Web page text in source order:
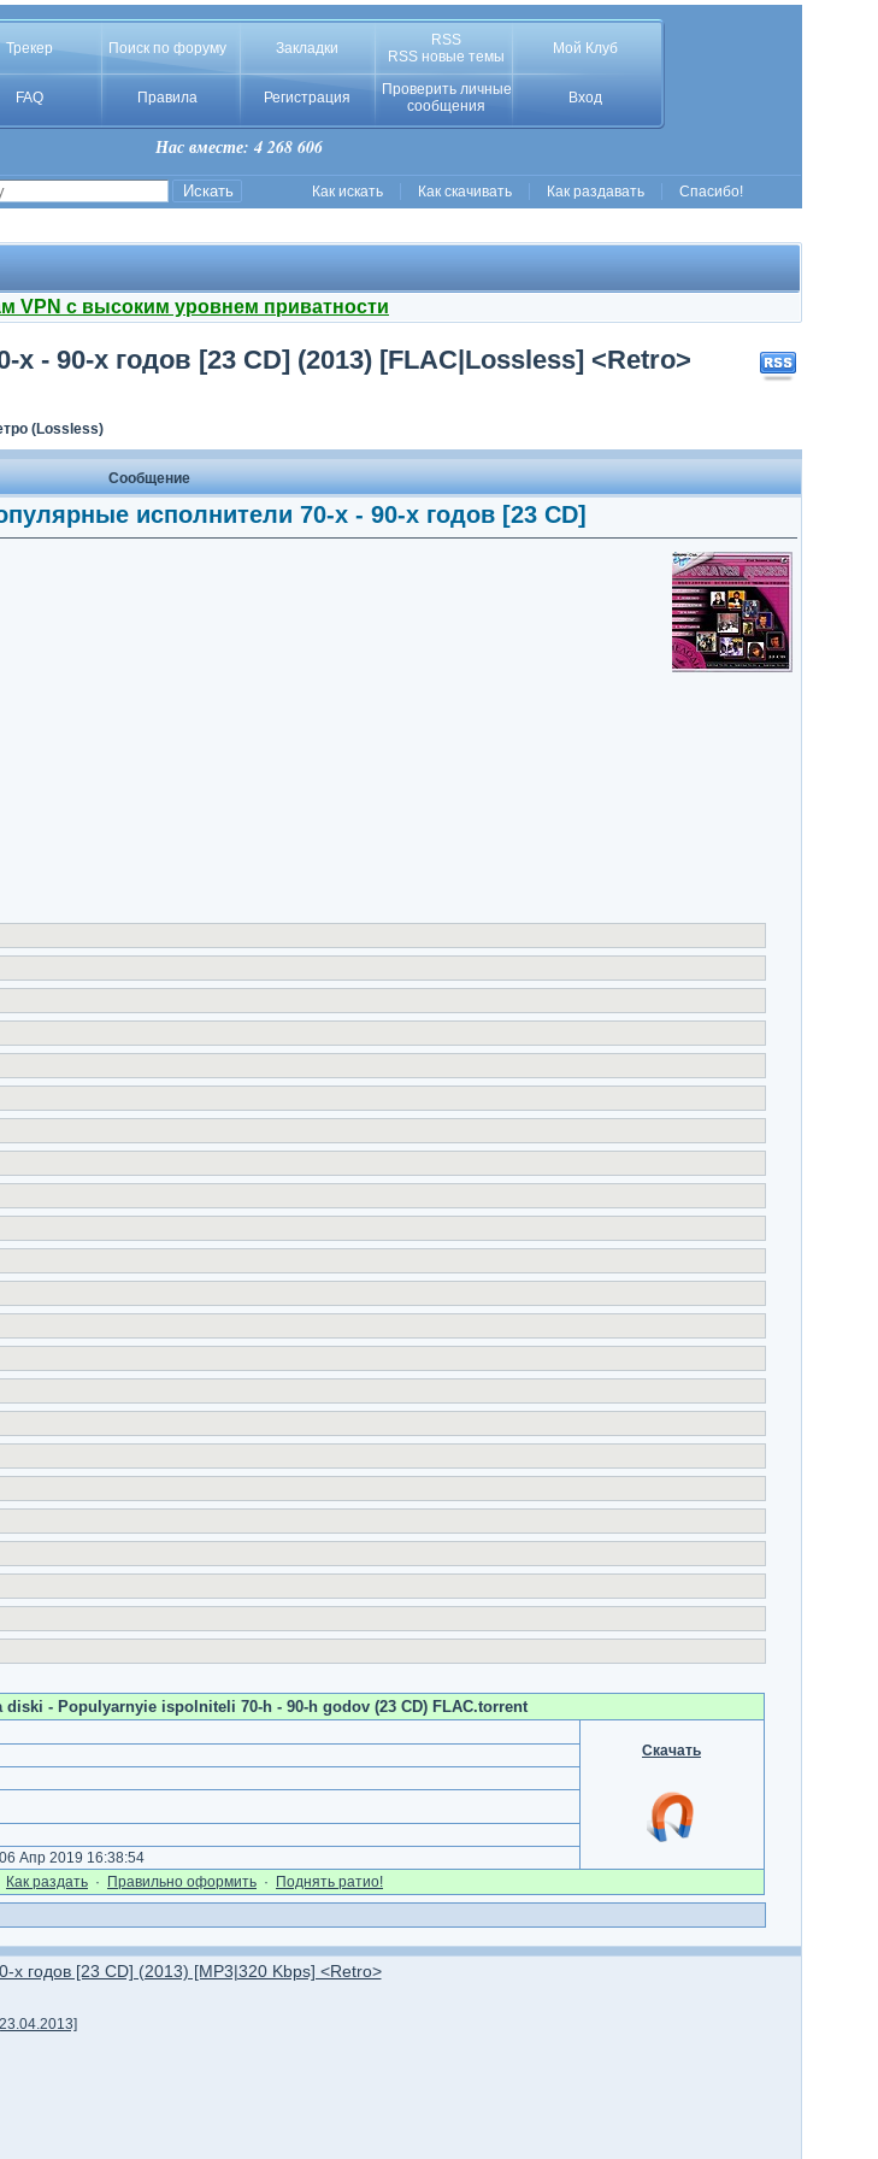
Трекер Поиск по форуму Закладки
RSS
RSS новые темы
Мой Клуб
FAQ Правила Регистрация
Проверить личные
сообщения
Вход
Нас вместе: 4 268 606
Как искать Как скачивать Как раздавать Спасибо!
VPN с высоким уровнем приватности
- 90-х годов [23 CD] (2013) [FLAC|Lossless] <Retro>
(Lossless)
Сообщение
исполнители 70-х - 90-х годов [23 CD]
diski - Populyarnyie ispolniteli 70-h - 90-h godov (23 CD) FLAC.torrent
Скачать
Апр 2019 16:38:54
Как раздать · Правильно оформить · Поднять ратио!
х годов [23 CD] (2013) [MP3|320 Kbps] <Retro>